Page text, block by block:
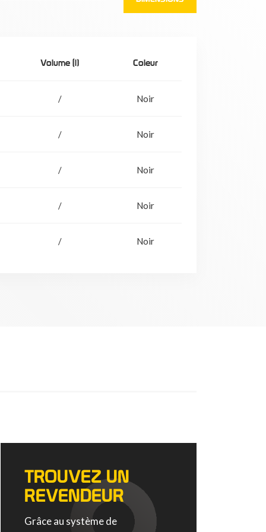
Volume (l) Coleur
/ Noir
/ Noir
/ Noir
/ Noir
/ Noir
TROUVEZ UN
REVENDEUR
Grâce au système de